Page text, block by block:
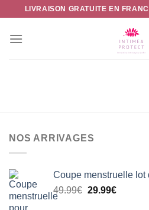
Passer
contenu
LIVRAISON GRATUITE EN
NOS ARRIVAGES
Coupe menstruelle lot
49.99€ Le
29.99€Le